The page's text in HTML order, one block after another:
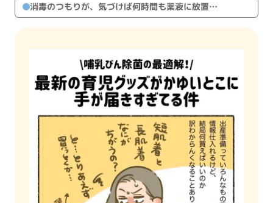
消毒のつもりが、気づけば何時間も薬液に放置…